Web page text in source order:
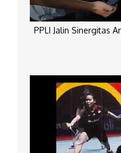
PPLI Jalin Sinergitas